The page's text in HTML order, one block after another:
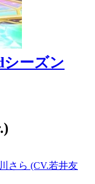
ーズン
さら (CV.若井友